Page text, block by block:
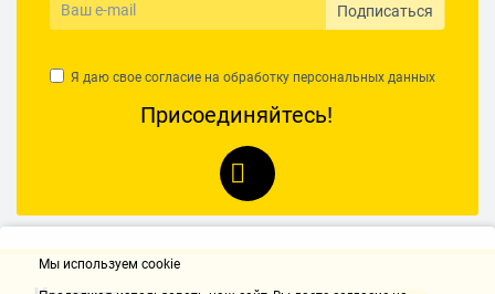
Подписаться
Я даю свое согласие на обработку персональных данных
Присоединяйтесь!
Мы используем cookie